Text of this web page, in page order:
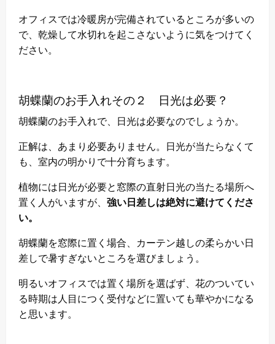
オフィスでは冷暖房が完備されているところが多いの
で、乾燥して水切れを起こさないように気をつけてく
ださい。
胡蝶蘭のお手入れその２ 日光は必要？
胡蝶蘭のお手入れで、日光は必要なのでしょうか。
正解は、あまり必要ありません。日光が当たらなくて
も、室内の明かりで十分育ちます。
植物には日光が必要と窓際の直射日光の当たる場所へ
置く人がいますが、 強い日差しは絶対に避けてくださ
い。
胡蝶蘭を窓際に置く場合、カーテン越しの柔らかい日
差しで暑すぎないところを選びましょう。
明るいオフィスでは置く場所を選ばず、花のついてい
る時期は人目につく受付などに置いても華やかになる
と思います。